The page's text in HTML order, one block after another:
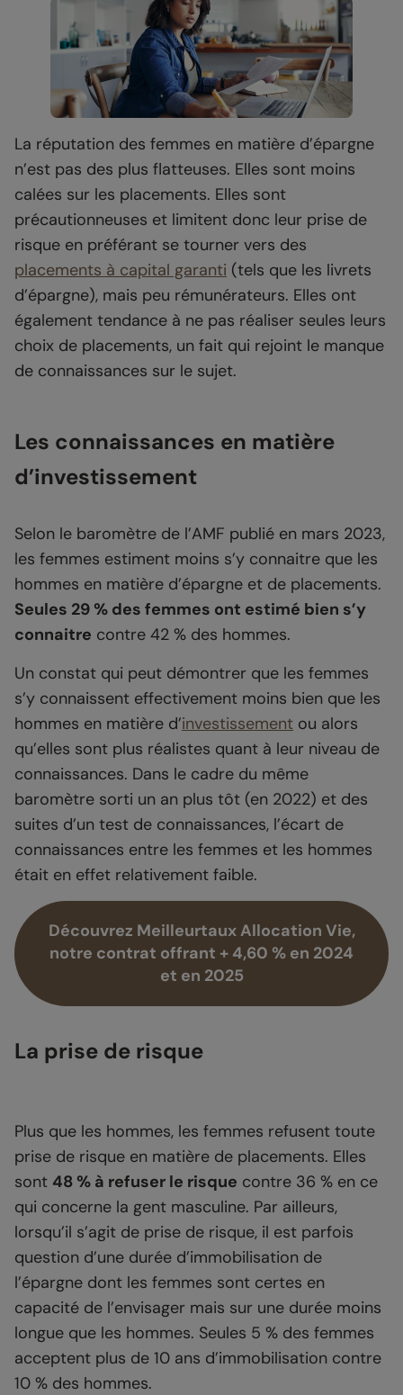
La réputation des femmes en matière d’épargne
n’est pas des plus flatteuses. Elles sont moins
calées sur les placements. Elles sont
précautionneuses et limitent donc leur prise de
risque en préférant se tourner vers des
placements à capital garanti (tels que les livrets
d’épargne), mais peu rémunérateurs. Elles ont
également tendance à ne pas réaliser seules leurs
choix de placements, un fait qui rejoint le manque
de connaissances sur le sujet.
Les connaissances en matière
d’investissement
Selon le baromètre de l’AMF publié en mars 2023,
les femmes estiment moins s’y connaitre que les
hommes en matière d’épargne et de placements.
Seules 29 % des femmes ont estimé bien s’y
connaitre contre 42 % des hommes.
Un constat qui peut démontrer que les femmes
s’y connaissent effectivement moins bien que les
hommes en matière d’investissement ou alors
qu’elles sont plus réalistes quant à leur niveau de
connaissances. Dans le cadre du même
baromètre sorti un an plus tôt (en 2022) et des
suites d’un test de connaissances, l’écart de
connaissances entre les femmes et les hommes
était en effet relativement faible.
Découvrez Meilleurtaux Allocation Vie,
notre contrat offrant + 4,60 % en 2024
et en 2025
La prise de risque
Plus que les hommes, les femmes refusent toute
prise de risque en matière de placements. Elles
sont 48 % à refuser le risque contre 36 % en ce
qui concerne la gent masculine. Par ailleurs,
lorsqu’il s’agit de prise de risque, il est parfois
question d’une durée d’immobilisation de
l’épargne dont les femmes sont certes en
capacité de l’envisager mais sur une durée moins
longue que les hommes. Seules 5 % des femmes
acceptent plus de 10 ans d’immobilisation contre
10 % des hommes.